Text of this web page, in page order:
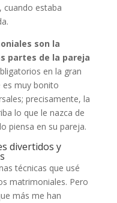
cuando estaba
son la
partes de la pareja
en la gran
es muy bonito
precisamente, la
lo que le nazca de
piensa en su pareja.
divertidos y
técnicas que usé
matrimoniales. Pero
más me han